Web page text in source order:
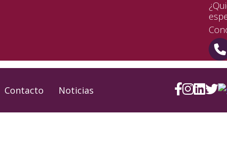
Contacto Noticias